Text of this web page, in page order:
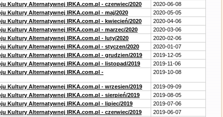
Kultury Alternatywnej IRKA.com.pl - czerwiec/2020
2020-06-08
Kultury Alternatywnej IRKA.com.pl - maj/2020
2020-05-05
Kultury Alternatywnej IRKA.com.pl - kwiecień/2020
2020-04-06
Kultury Alternatywnej IRKA.com.pl - marzec/2020
2020-03-06
Kultury Alternatywnej IRKA.com.pl - luty/2020
2020-02-06
Kultury Alternatywnej IRKA.com.pl - styczen/2020
2020-01-07
Kultury Alternatywnej IRKA.com.pl - grudzien/2019
2019-12-05
Kultury Alternatywnej IRKA.com.pl - listopad/2019
2019-11-06
Kultury Alternatywnej IRKA.com.pl -
2019-10-08
Kultury Alternatywnej IRKA.com.pl - wrzesien/2019
2019-09-09
Kultury Alternatywnej IRKA.com.pl - sierpień/2019
2019-08-05
Kultury Alternatywnej IRKA.com.pl - lipiec/2019
2019-07-06
Kultury Alternatywnej IRKA.com.pl - czerwiec/2019
2019-06-07